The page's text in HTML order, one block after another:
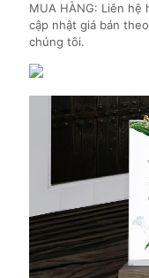
MUA HÀNG: Liên hệ
cập nhật giá bán
chúng tôi.